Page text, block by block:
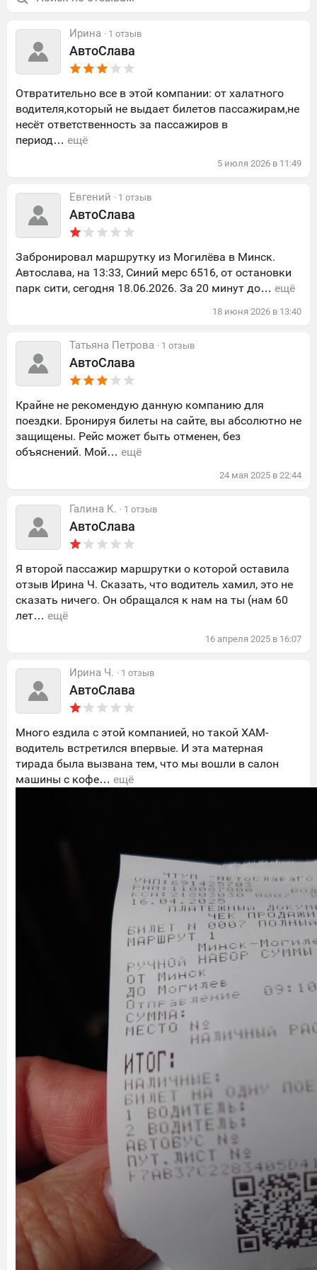
Ирина · 1 отзыв
АвтоСлава
Отвратительно все в этой компании: от халатного
водителя,который не выдает билетов пассажирам,не
несёт ответственность за пассажиров в
период… ещё
5 июля 2026 в 11:49
Евгений · 1 отзыв
АвтоСлава
Забронировал маршрутку из Могилёва в Минск.
Автослава, на 13:33, Синий мерс 6516, от остановки
парк сити, сегодня 18.06.2026. За 20 минут до… ещё
18 июня 2026 в 13:40
Татьяна Петрова · 1 отзыв
АвтоСлава
Крайне не рекомендую данную компанию для
поездки. Бронируя билеты на сайте, вы абсолютно не
защищены. Рейс может быть отменен, без
объяснений. Мой… ещё
24 мая 2025 в 22:44
Галина К. · 1 отзыв
АвтоСлава
Я второй пассажир маршрутки о которой оставила
отзыв Ирина Ч. Сказать, что водитель хамил, это не
сказать ничего. Он обращался к нам на ты (нам 60
лет… ещё
16 апреля 2025 в 16:07
Ирина Ч. · 1 отзыв
АвтоСлава
Много ездила с этой компанией, но такой ХАМ-
водитель встретился впервые. И эта матерная
тирада была вызвана тем, что мы вошли в салон
машины с кофе… ещё